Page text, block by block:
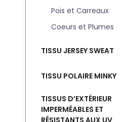
Pois et Carreaux
Coeurs et Plumes
TISSU JERSEY SWEAT
TISSU POLAIRE MINKY
TISSUS D’EXTÉRIEUR
IMPERMÉABLES ET
RÉSISTANTS AUX UV